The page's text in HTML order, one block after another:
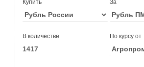
Купить За
В количестве По курсу от